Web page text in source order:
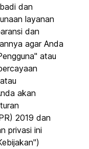
dan
layanan
dan
agar Anda
atau
akan
2019 dan
privasi ini